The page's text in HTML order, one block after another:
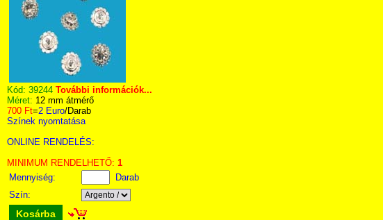
Kód: 39244 További információk...
Méret: 12 mm átmérő
700 Ft=2 Euro/Darab
Színek nyomtatása
ONLINE RENDELÉS:
MINIMUM RENDELHETŐ: 1
Mennyiség:
Darab
Szín:
Kosárba